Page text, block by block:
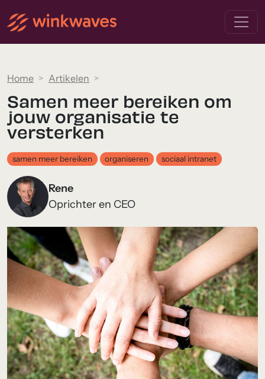
Home Artikelen
Samen meer bereiken om
jouw organisatie te
versterken
samen meer bereiken organiseren sociaal intranet
Rene
Oprichter en CEO